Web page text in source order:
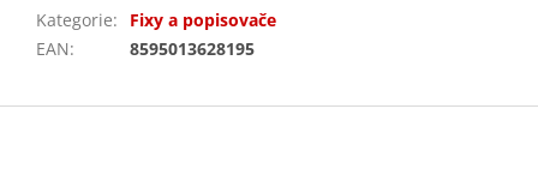
Kategorie:
Fixy a popisovače
EAN: 8595013628195
Z